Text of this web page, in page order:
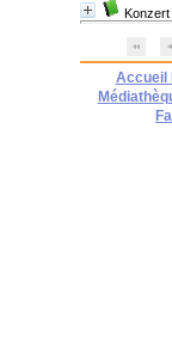
Konzert
Accueil